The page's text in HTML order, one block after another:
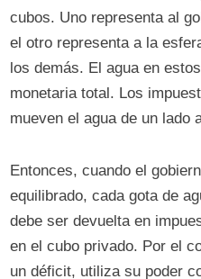
cubos. Uno representa al
el otro representa a la
los demás. El agua en
monetaria total. Los
mueven el agua de un lado
Entonces, cuando el
equilibrado, cada gota de
debe ser devuelta en
en el cubo privado. Por el
un déficit, utiliza su poder